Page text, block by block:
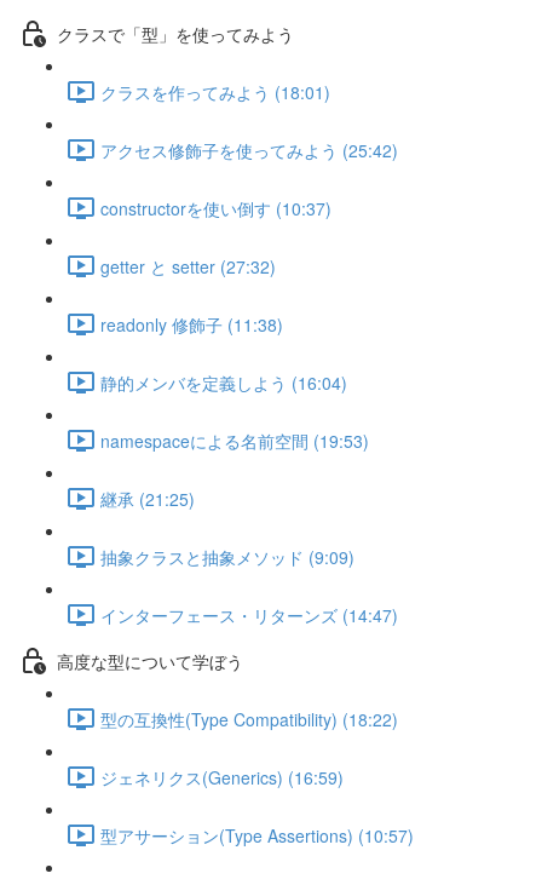
クラスで「型」を使ってみよう
クラスを作ってみよう (18:01)
アクセス修飾子を使ってみよう (25:42)
constructorを使い倒す (10:37)
getter と setter (27:32)
readonly 修飾子 (11:38)
静的メンバを定義しよう (16:04)
namespaceによる名前空間 (19:53)
継承 (21:25)
抽象クラスと抽象メソッド (9:09)
インターフェース・リターンズ (14:47)
高度な型について学ぼう
型の互換性(Type Compatibility) (18:22)
ジェネリクス(Generics) (16:59)
型アサーション(Type Assertions) (10:57)